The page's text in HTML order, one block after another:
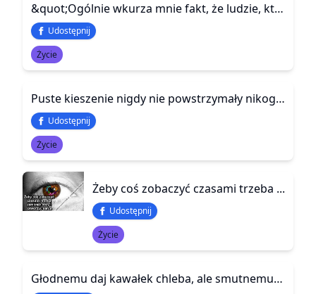
&quot;Ogólnie wkurza mnie fakt, że ludzie, którzy są dla mnie ważni z czasem traktują mnie jak powietrze. A później ni stąd, ni zowąd pytają się czemu jestem w złym nastroju, bądź nie mam ochoty z nimi gadać.&quot;
Udostępnij
Życie
Puste kieszenie nigdy nie powstrzymały nikogo przed podjęciem działania. Mogą to zrobić tylko puste głowy i puste serca.
Udostępnij
Życie
Żeby coś zobaczyć czasami trzeba ...
Udostępnij
Życie
Głodnemu daj kawałek chleba, ale smutnemu daj kawałek twego serca